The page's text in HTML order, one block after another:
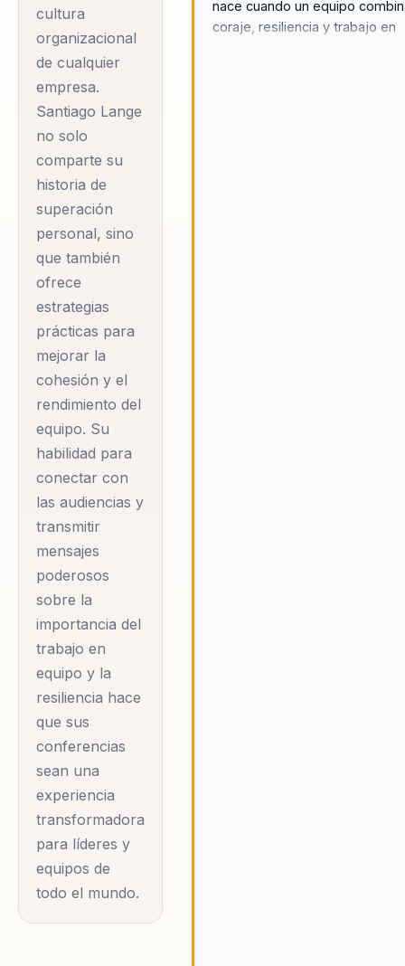
cultura
organizacional
de cualquier
empresa.
Santiago Lange
no solo
comparte su
historia de
superación
personal, sino
que también
ofrece
estrategias
prácticas para
mejorar la
cohesión y el
rendimiento del
equipo. Su
habilidad para
conectar con
las audiencias y
transmitir
mensajes
poderosos
sobre la
importancia del
trabajo en
equipo y la
resiliencia hace
que sus
conferencias
sean una
experiencia
transformadora
para líderes y
equipos de
todo el mundo.
nace cuando un equipo
coraje, resiliencia y trabajo en